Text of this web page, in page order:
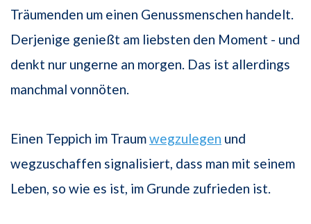
Träumenden um einen Genussmenschen handelt.
Derjenige genießt am liebsten den Moment - und
denkt nur ungerne an morgen. Das ist allerdings
manchmal vonnöten.
Einen Teppich im Traumwegzulegen und
wegzuschaffen signalisiert, dass man mit seinem
Leben, so wie es ist, im Grunde zufrieden ist.